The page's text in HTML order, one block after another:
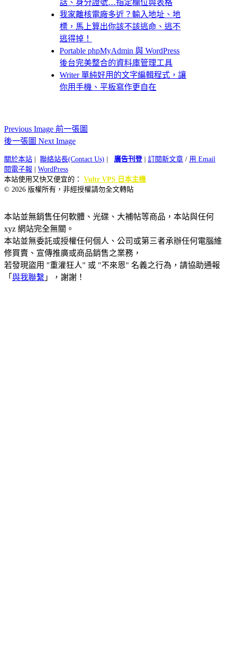
話、身分證號…指定欄位與表格
我家離核電廠多近？輸入地址、地
標，馬上算出你該不該逃命、逃不
逃得掉！
Portable phpMyAdmin 與 WordPress
後台完美整合的資料庫管理工具
Writer 單純好用的文字編輯程式，讓
你用手機、平板寫作更自在
Previous Image 前一張圖
後一張圖 Next Image
關於本站 聯絡站長(Contact Us) 廣告刊登| 訂閱新文章 / 用 Email
閱電子報
WordPress
本站使用又快又便宜的： Vultr VPS 日本主機
© 2026 版權所有，非經授權請勿全文轉貼
本站並無銷售任何軟體、光碟、大補帖等商品，本站與任何
xyz 網站完全無關。
本站並無委託或授權任何個人、公司或第三者承辦任何電腦維
修買賣、宣傳推廣或商品銷售之業務，
若發現盜用 "重灌狂人" 或 "不來恩" 名義之行為，請協助通報
「 與我聯繫 」，謝謝！